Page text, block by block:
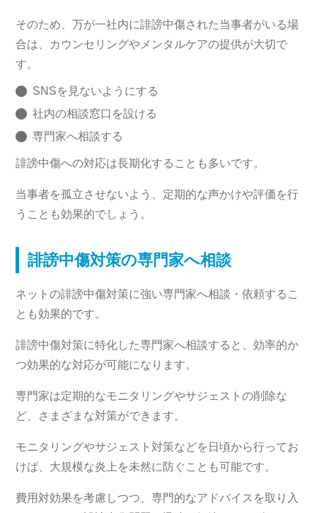
そのため、万が一社内に誹謗中傷された当事者がいる場
合は、カウンセリングやメンタルケアの提供が大切で
す。
SNSを見ないようにする
社内の相談窓口を設ける
専門家へ相談する
誹謗中傷への対応は長期化することも多いです。
当事者を孤立させないよう、定期的な声かけや評価を行
うことも効果的でしょう。
誹謗中傷対策の専門家へ相談
ネットの誹謗中傷対策に強い専門家へ相談・依頼するこ
とも効果的です。
誹謗中傷対策に特化した専門家へ相談すると、効率的か
つ効果的な対応が可能になります。
専門家は定期的なモニタリングやサジェストの削除な
ど、さまざまな対策ができます。
モニタリングやサジェスト対策などを日頃から行ってお
けば、大規模な炎上を未然に防ぐことも可能です。
費用対効果を考慮しつつ、専門的なアドバイスを取り入